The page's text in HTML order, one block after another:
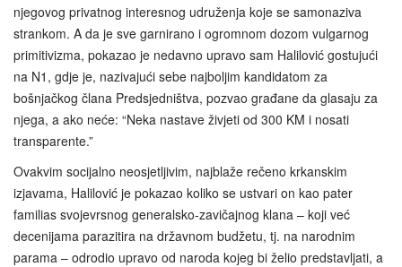
njegovog privatnog interesnog udruženja koje se samonaziva
strankom. A da je sve garnirano i ogromnom dozom vulgarnog
primitivizma, pokazao je nedavno upravo sam Halilović gostujući
na N1, gdje je, nazivajući sebe najboljim kandidatom za
bošnjačkog člana Predsjedništva, pozvao građane da glasaju za
njega, a ako neće: “Neka nastave živjeti od 300 KM i nosati
transparente.”
Ovakvim socijalno neosjetljivim, najblaže rečeno krkanskim
izjavama, Halilović je pokazao koliko se ustvari on kao pater
familias svojevrsnog generalsko-zavičajnog klana – koji već
decenijama parazitira na državnom budžetu, tj. na narodnim
parama – odrodio upravo od naroda kojeg bi želio predstavljati, a